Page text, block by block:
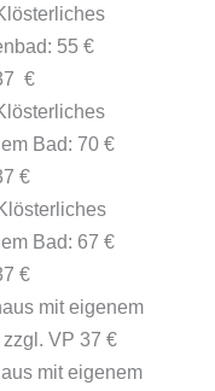
55 €
€
Bad: 70 €
€
Bad: 67 €
€
mit eigenem
VP 37 €
mit eigenem